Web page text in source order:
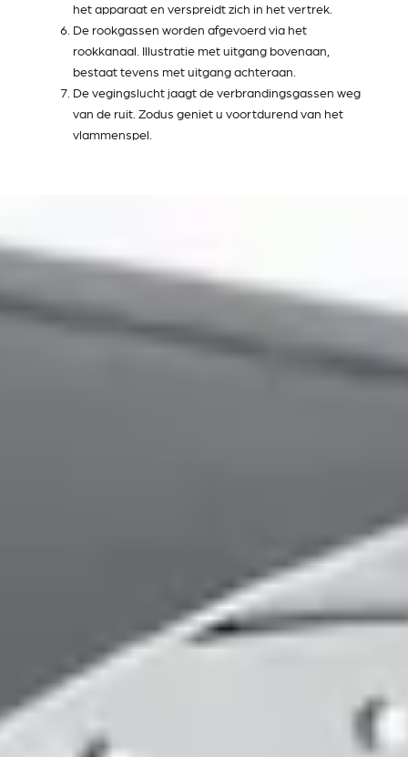
het apparaat en verspreidt zich in het vertrek.
De rookgassen worden afgevoerd via het
rookkanaal. Illustratie met uitgang bovenaan,
bestaat tevens met uitgang achteraan.
De vegingslucht jaagt de verbrandingsgassen weg
van de ruit. Zodus geniet u voortdurend van het
vlammenspel.